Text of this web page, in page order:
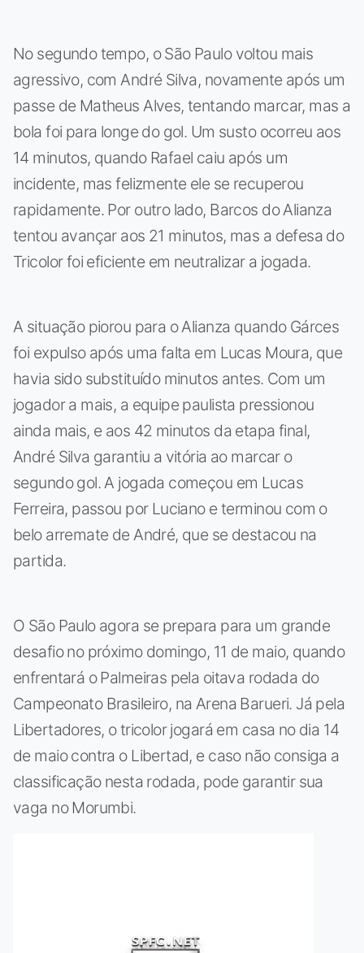
No segundo tempo, o São Paulo voltou mais
agressivo, com André Silva, novamente após um
passe de Matheus Alves, tentando marcar, mas a
bola foi para longe do gol. Um susto ocorreu aos
14 minutos, quando Rafael caiu após um
incidente, mas felizmente ele se recuperou
rapidamente. Por outro lado, Barcos do Alianza
tentou avançar aos 21 minutos, mas a defesa do
Tricolor foi eficiente em neutralizar a jogada.
A situação piorou para o Alianza quando Gárces
foi expulso após uma falta em Lucas Moura, que
havia sido substituído minutos antes. Com um
jogador a mais, a equipe paulista pressionou
ainda mais, e aos 42 minutos da etapa final,
André Silva garantiu a vitória ao marcar o
segundo gol. A jogada começou em Lucas
Ferreira, passou por Luciano e terminou com o
belo arremate de André, que se destacou na
partida.
O São Paulo agora se prepara para um grande
desafio no próximo domingo, 11 de maio, quando
enfrentará o Palmeiras pela oitava rodada do
Campeonato Brasileiro, na Arena Barueri. Já pela
Libertadores, o tricolor jogará em casa no dia 14
de maio contra o Libertad, e caso não consiga a
classificação nesta rodada, pode garantir sua
vaga no Morumbi.